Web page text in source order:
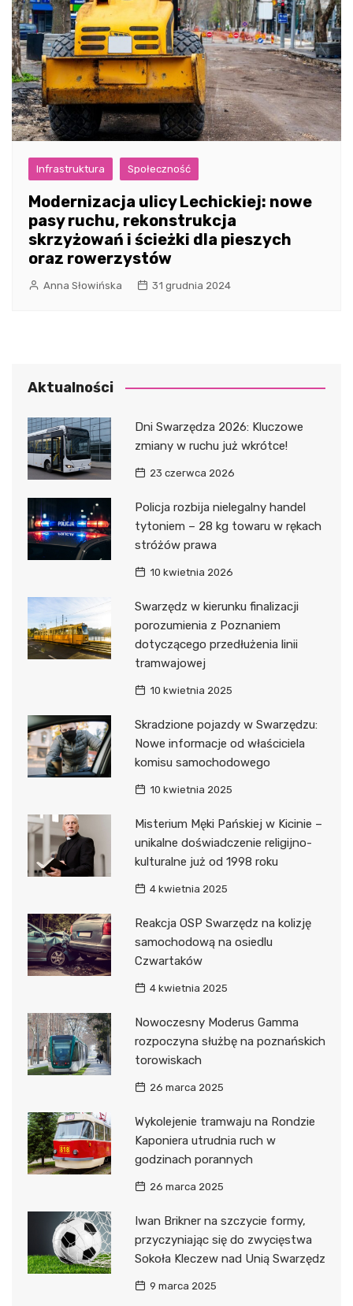
Infrastruktura Społeczność
Modernizacja ulicy Lechickiej: nowe
pasy ruchu, rekonstrukcja
skrzyżowań i ścieżki dla pieszych
oraz rowerzystów
Anna Słowińska 31 grudnia 2024
Aktualności
Dni Swarzędza 2026: Kluczowe
zmiany w ruchu już wkrótce!
23 czerwca 2026
Policja rozbija nielegalny handel
tytoniem – 28 kg towaru w rękach
stróżów prawa
10 kwietnia 2026
Swarzędz w kierunku finalizacji
porozumienia z Poznaniem
dotyczącego przedłużenia linii
tramwajowej
10 kwietnia 2025
Skradzione pojazdy w Swarzędzu:
Nowe informacje od właściciela
komisu samochodowego
10 kwietnia 2025
Misterium Męki Pańskiej w Kicinie –
unikalne doświadczenie religijno-
kulturalne już od 1998 roku
4 kwietnia 2025
Reakcja OSP Swarzędz na kolizję
samochodową na osiedlu
Czwartaków
4 kwietnia 2025
Nowoczesny Moderus Gamma
rozpoczyna służbę na poznańskich
torowiskach
26 marca 2025
Wykolejenie tramwaju na Rondzie
Kaponiera utrudnia ruch w
godzinach porannych
26 marca 2025
Iwan Brikner na szczycie formy,
przyczyniając się do zwycięstwa
Sokoła Kleczew nad Unią Swarzędz
9 marca 2025